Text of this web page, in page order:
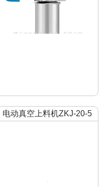
电动真空上料机ZKJ-20-5